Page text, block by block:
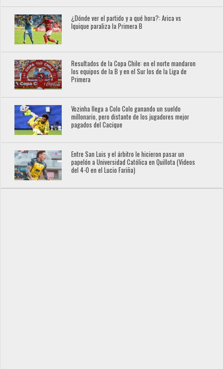
¿Dónde ver el partido y a qué hora?: Arica vs
Iquique paraliza la Primera B
Resultados de la Copa Chile: en el norte mandaron
los equipos de la B y en el Sur los de la Liga de
Primera
Vozinha llega a Colo Colo ganando un sueldo
millonario, pero distante de los jugadores mejor
pagados del Cacique
Entre San Luis y el árbitro le hicieron pasar un
papelón a Universidad Católica en Quillota (Videos
del 4-0 en el Lucio Fariña)